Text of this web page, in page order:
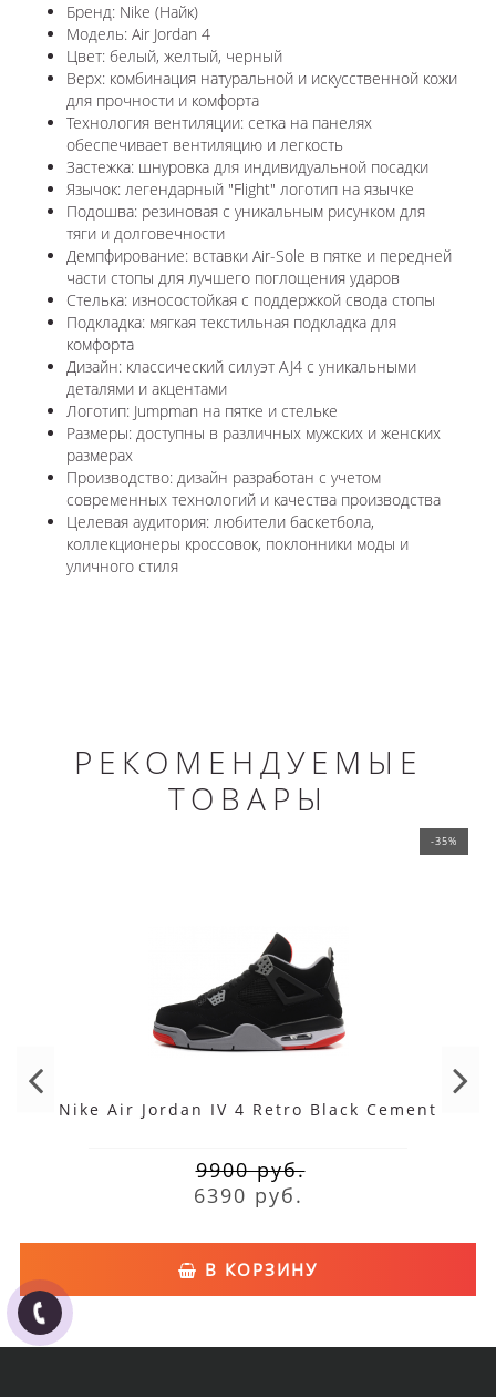
Бренд: Nike (Найк)
Модель: Air Jordan 4
Цвет: белый, желтый, черный
Верх: комбинация натуральной и искусственной кожи
для прочности и комфорта
Технология вентиляции: сетка на панелях
обеспечивает вентиляцию и легкость
Застежка: шнуровка для индивидуальной посадки
Язычок: легендарный "Flight" логотип на язычке
Подошва: резиновая с уникальным рисунком для
тяги и долговечности
Демпфирование: вставки Air-Sole в пятке и передней
части стопы для лучшего поглощения ударов
Стелька: износостойкая с поддержкой свода стопы
Подкладка: мягкая текстильная подкладка для
комфорта
Дизайн: классический силуэт AJ4 с уникальными
деталями и акцентами
Логотип: Jumpman на пятке и стельке
Размеры: доступны в различных мужских и женских
размерах
Производство: дизайн разработан с учетом
современных технологий и качества производства
Целевая аудитория: любители баскетбола,
коллекционеры кроссовок, поклонники моды и
уличного стиля
РЕКОМЕНДУЕМЫЕ
ТОВАРЫ
-35%
Nike Air Jordan IV 4 Retro Black Cement
9900 руб.
6390 руб.
В КОРЗИНУ